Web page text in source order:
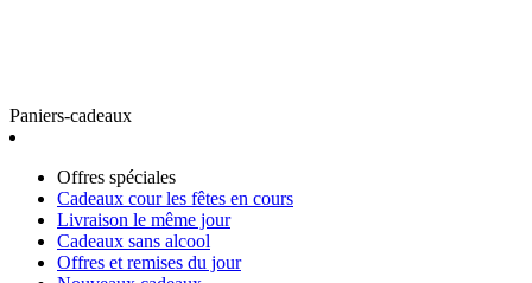
Paniers-cadeaux
Offres spéciales
Cadeaux cour les fêtes en cours
Livraison le même jour
Cadeaux sans alcool
Offres et remises du jour